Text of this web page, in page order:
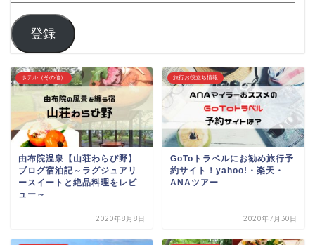
登録
ホテル（その他）
由布院温泉【山荘わらび野】
ブログ宿泊記～ラグジュアリ
ースイートと絶品料理をレビ
ュー～
2020年8月8日
旅行お役立ち情報
GoToトラベルにお勧め旅行予
約サイト！yahoo!・楽天・
ANAツアー
2020年7月30日